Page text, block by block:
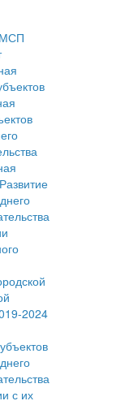
МСП
2024
с их